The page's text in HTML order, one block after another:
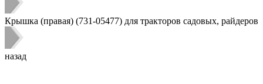
Крышка (правая) (731-05477) для тракторов садовых, райдеров
назад